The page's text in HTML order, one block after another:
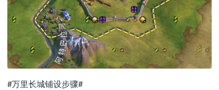
#万里长城铺设步骤#